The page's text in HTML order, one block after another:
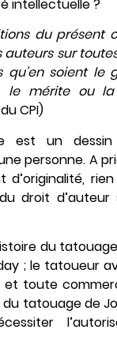
intellectuelle ?
du présent
auteurs sur
qu’en soient le
le mérite ou
CPI)
est un
personne. A
d’originalité,
droit
du
; le tatoueur
et toute
tatouage de